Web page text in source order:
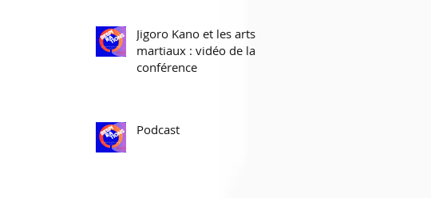
Jigoro Kano et les arts
martiaux : vidéo de la
conférence
Podcast